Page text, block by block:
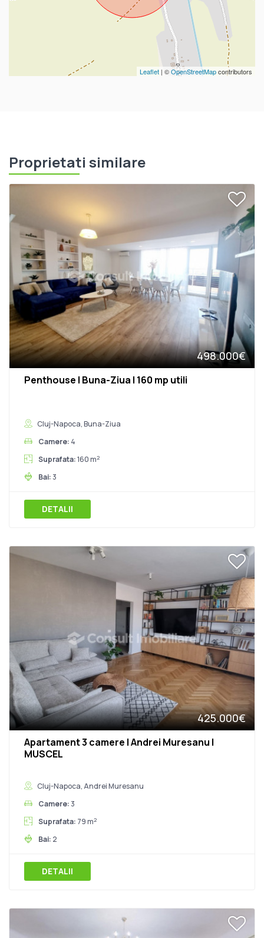
Leaflet | ©OpenStreetMapcontributors
Proprietati similare
498.000€
Penthouse | Buna-Ziua | 160 mp utili
Cluj-Napoca, Buna-Ziua
Camere: 4
Suprafata:160 m2
Bai: 3
DETALII
425.000€
Apartament 3 camere | Andrei Muresanu |
MUSCEL
Cluj-Napoca, Andrei Muresanu
Camere: 3
Suprafata: 79 m2
Bai: 2
DETALII